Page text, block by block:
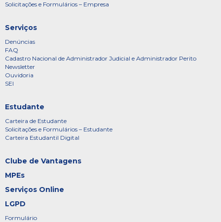
Solicitações e Formulários – Empresa
Serviços
Denúncias
FAQ
Cadastro Nacional de Administrador Judicial e Administrador Perito
Newsletter
Ouvidoria
SEI
Estudante
Carteira de Estudante
Solicitações e Formulários – Estudante
Carteira Estudantil Digital
Clube de Vantagens
MPEs
Serviços Online
LGPD
Formulário